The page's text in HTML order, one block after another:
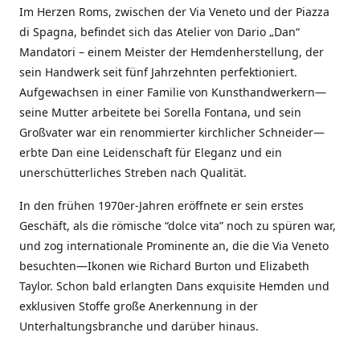
Im Herzen Roms, zwischen der Via Veneto und der Piazza
di Spagna, befindet sich das Atelier von Dario „Dan“
Mandatori – einem Meister der Hemdenherstellung, der
sein Handwerk seit fünf Jahrzehnten perfektioniert.
Aufgewachsen in einer Familie von Kunsthandwerkern—
seine Mutter arbeitete bei Sorella Fontana, und sein
Großvater war ein renommierter kirchlicher Schneider—
erbte Dan eine Leidenschaft für Eleganz und ein
unerschütterliches Streben nach Qualität.
In den frühen 1970er-Jahren eröffnete er sein erstes
Geschäft, als die römische “dolce vita” noch zu spüren war,
und zog internationale Prominente an, die die Via Veneto
besuchten—Ikonen wie Richard Burton und Elizabeth
Taylor. Schon bald erlangten Dans exquisite Hemden und
exklusiven Stoffe große Anerkennung in der
Unterhaltungsbranche und darüber hinaus.